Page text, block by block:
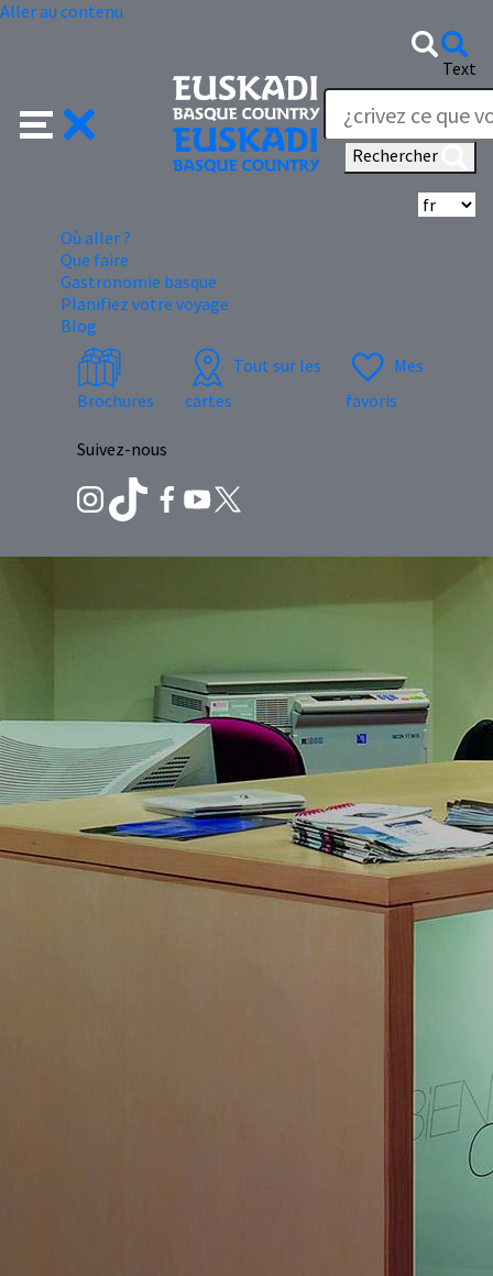
Aller au contenu
Text
Rechercher
Où aller ?
Que faire
Gastronomie basque
Planifiez votre voyage
Blog
Brochures
Tout sur les
cartes
Mes
favoris
Suivez-nous